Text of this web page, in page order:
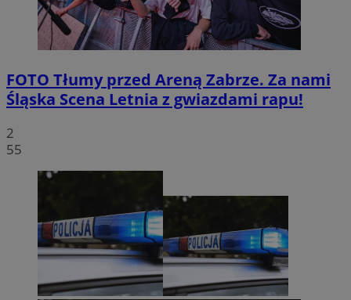
FOTO Tłumy przed Areną Zabrze. Za nami
Śląska Scena Letnia z gwiazdami rapu!
2
55